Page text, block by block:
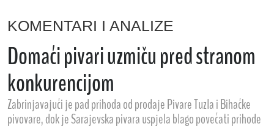
KOMENTARI I ANALIZE
Domaći pivari uzmiču pred stranom
konkurencijom
Zabrinjavajući je pad prihoda od prodaje Pivare Tuzla i Bihaćke
pivovare, dok je Sarajevska pivara uspjela blago povećati prihode